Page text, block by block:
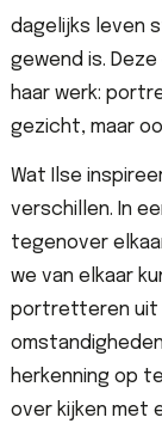
dagelijks leven
gewend is.
haar werk:
gezicht, maar
Wat Ilse
verschillen. In
tegenover
we van elkaar
portretteren uit
herkenning op
over kijken met